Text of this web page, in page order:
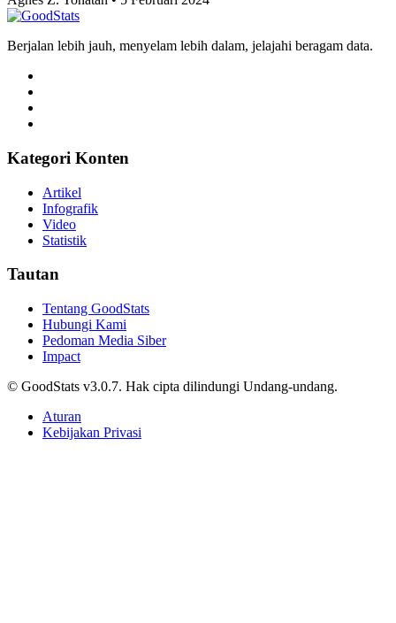
Berjalan lebih jauh, menyelam lebih dalam, jelajahi beragam data.
Kategori Konten
Artikel
Infografik
Video
Statistik
Tautan
Tentang GoodStats
Hubungi Kami
Pedoman Media Siber
Impact
© GoodStats v3.0.7. Hak cipta dilindungi Undang-undang.
Aturan
Kebijakan Privasi